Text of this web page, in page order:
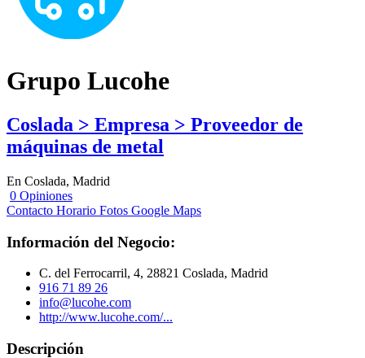
Grupo Lucohe
Coslada > Empresa > Proveedor de
máquinas de metal
En Coslada, Madrid
0 Opiniones
Contacto Horario Fotos Google Maps
Información del Negocio:
C. del Ferrocarril, 4, 28821 Coslada, Madrid
916 71 89 26
info@lucohe.com
http://www.lucohe.com/...
Descripción